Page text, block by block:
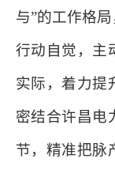
与”的工作格
行动自觉，主
实际，着力提
密结合许昌电
节，精准把脉